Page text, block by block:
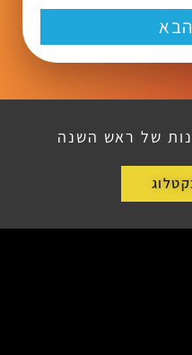
של ראש השנה